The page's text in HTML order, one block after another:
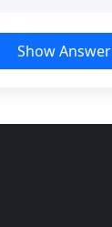
Show Answer